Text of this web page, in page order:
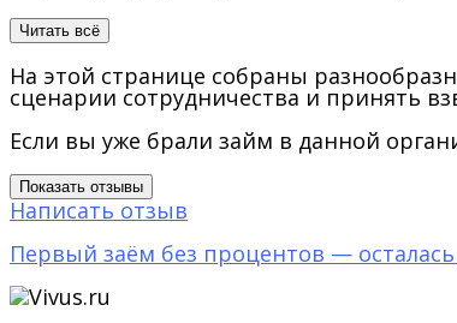
Читать всё
На этой странице собраны
сценарии сотрудничества и принять
Если вы уже брали займ в данной
Показать отзывы
Написать отзыв
Первый заём без процентов —